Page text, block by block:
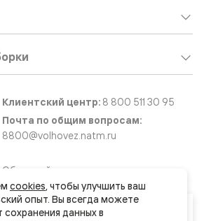
Ваш город
Клиентский центр: 8 800 511 30 95
Почта по общим вопросам:
8800@volhovez.natm.ru
Обратный звонок
cookies, чтобы улучшить ваш
опыт. Вы всегда можете
сохранения данных в